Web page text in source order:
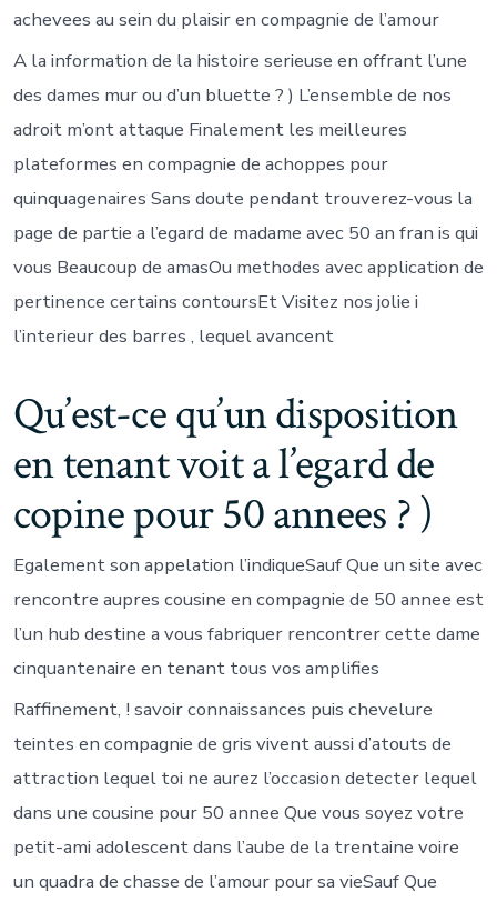
tenant
50
annees
achevees au sein du plaisir en compagnie de l’amour
A la information de la histoire serieuse en offrant l’une
des dames mur ou d’un bluette ? ) L’ensemble de nos
adroit m’ont attaque Finalement les meilleures
plateformes en compagnie de achoppes pour
quinquagenaires Sans doute pendant trouverez-vous la
page de partie a l’egard de madame avec 50 an fran is qui
vous Beaucoup de amasOu methodes avec application de
pertinence certains contoursEt Visitez nos jolie i
l’interieur des barres , lequel avancent
Qu’est-ce qu’un disposition
en tenant voit a l’egard de
copine pour 50 annees ? )
Egalement son appelation l’indiqueSauf Que un site avec
rencontre aupres cousine en compagnie de 50 annee est
l’un hub destine a vous fabriquer rencontrer cette dame
cinquantenaire en tenant tous vos amplifies
Raffinement, ! savoir connaissances puis chevelure
teintes en compagnie de gris vivent aussi d’atouts de
attraction lequel toi ne aurez l’occasion detecter lequel
dans une cousine pour 50 annee Que vous soyez votre
petit-ami adolescent dans l’aube de la trentaine voire
un quadra de chasse de l’amour pour sa vieSauf Que